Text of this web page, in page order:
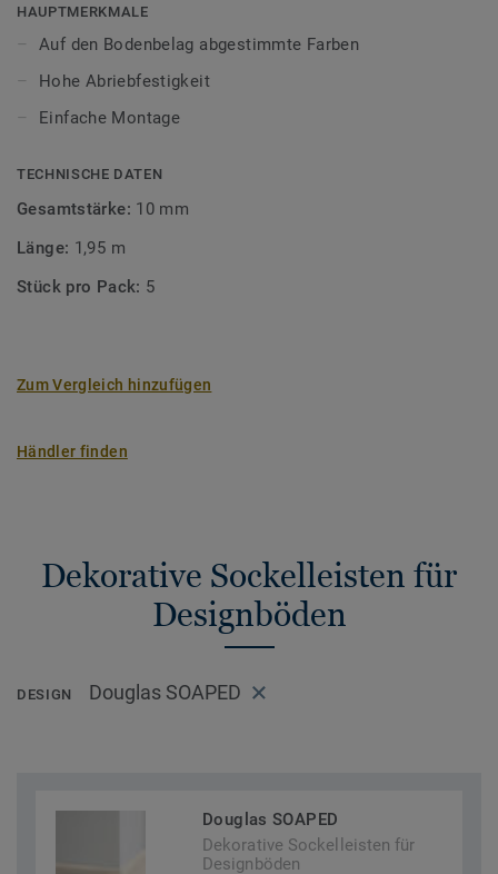
HAUPTMERKMALE
Auf den Bodenbelag abgestimmte Farben
Hohe Abriebfestigkeit
Einfache Montage
TECHNISCHE DATEN
Gesamtstärke: 10 mm
Länge: 1,95 m
Stück pro Pack: 5
Zum Vergleich hinzufügen
Händler finden
Dekorative Sockelleisten für
Designböden
DESIGN Douglas SOAPED
Douglas SOAPED
Dekorative Sockelleisten für
Designböden